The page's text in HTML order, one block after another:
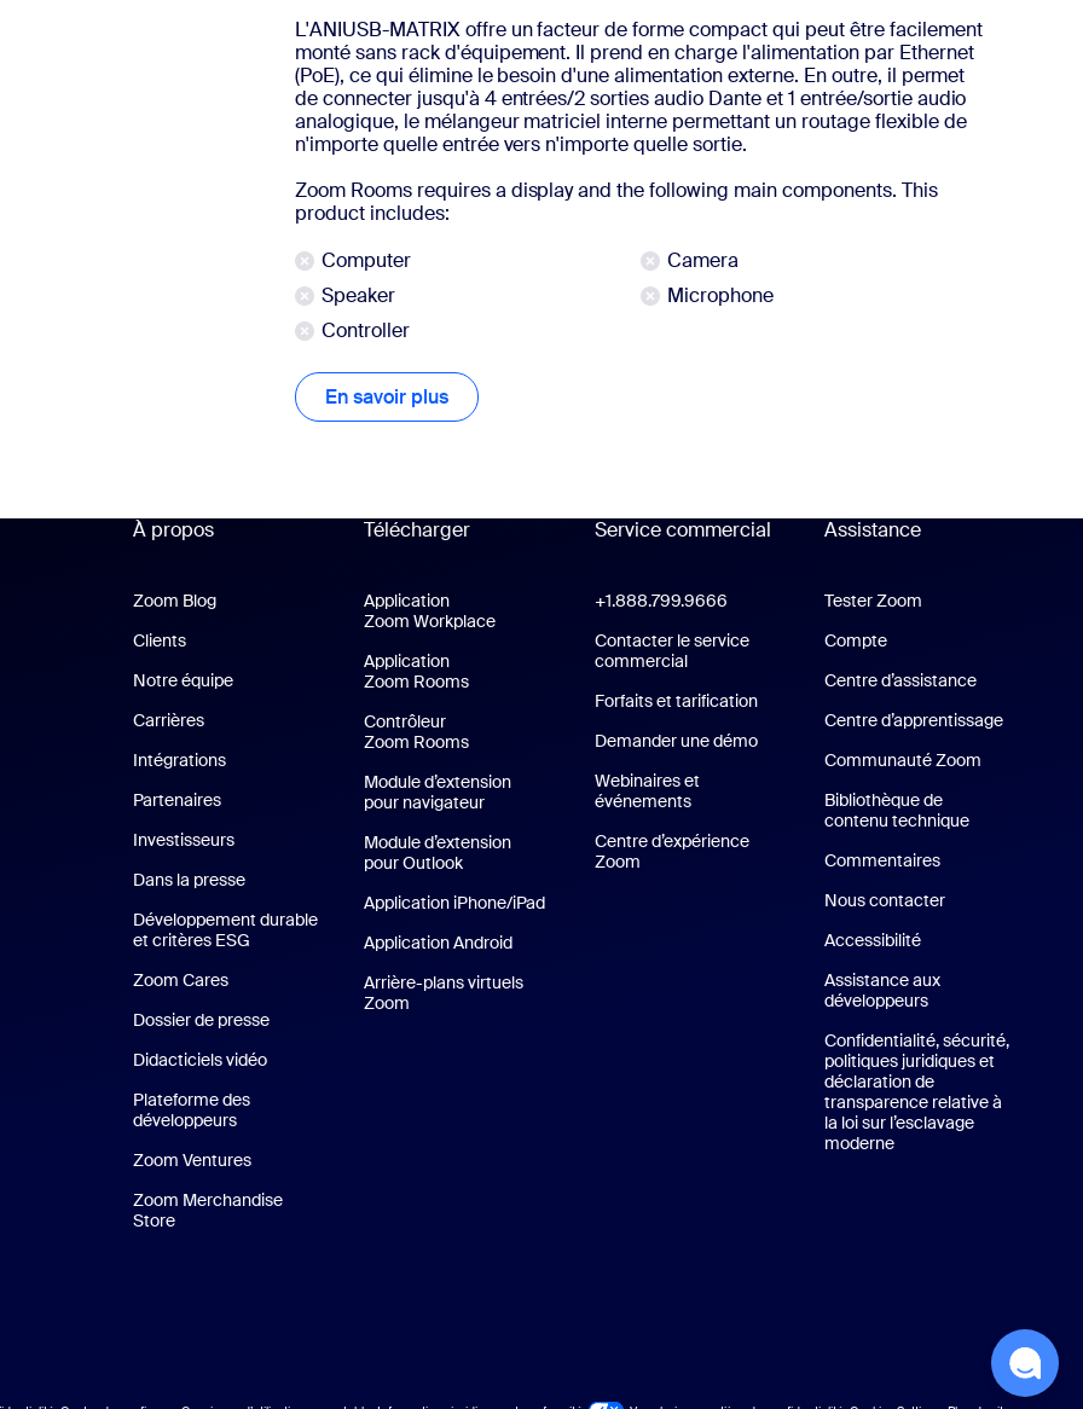
L'ANIUSB-MATRIX offre un facteur de forme compact qui peut être facilement
monté sans rack d'équipement. Il prend en charge l'alimentation par Ethernet
(PoE), ce qui élimine le besoin d'une alimentation externe. En outre, il permet
de connecter jusqu'à 4 entrées/2 sorties audio Dante et 1 entrée/sortie audio
analogique, le mélangeur matriciel interne permettant un routage flexible de
n'importe quelle entrée vers n'importe quelle sortie.
Zoom Rooms requires a display and the following main components. This
product includes:
Computer
Camera
Speaker
Microphone
Controller
En savoir plus En savoir plus
À propos
Zoom Blog
Clients
Notre équipe
Carrières
Intégrations
Partenaires
Investisseurs
Dans la presse
Développement durable
et critères ESG Développement durable et critères ESG
Zoom Cares
Dossier de presse
Didacticiels vidéo
Plateforme des
développeurs
Zoom Ventures
Zoom Merchandise
Store
Télécharger
Application
Zoom WorkplaceApplication Zoom Workplace
Application
Zoom RoomsApplication Zoom Rooms
Contrôleur
Zoom Rooms
Module d’extension
pour navigateur
Module d’extension
pour Outlook
Application iPhone/iPadApplication iPhone/iPad
Application AndroidApplication Android
Arrière-plans virtuels
Zoom
Service commercial
+1.888.799.9666 Cliquer pour appeler
Contacter le service
commercial
Forfaits et tarificationForfaits et tarification
Demander une démoDemander une démo
Webinaires et
événements
Centre d’expérience
Zoom Centre d’expérience Zoom
Assistance
Assistance
Tester Zoom
Compte
Centre d’assistance
Centre d’apprentissage
Communauté Zoom
Bibliothèque de
contenu technique
Commentaires
Nous contacter
Accessibilité
Assistance aux
développeurs
Confidentialité, sécurité,
politiques juridiques et
déclaration de
transparence relative à
la loi sur l’esclavage
moderne